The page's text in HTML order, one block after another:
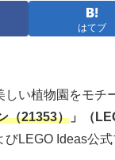
はてブ
い植物園をモチ
（21353） 」（
LEGO Ideas公